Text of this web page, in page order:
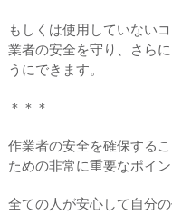
もしくは使用していない
業者の安全を守り、さら
うにできます。
＊＊＊
作業者の安全を確保する
ための非常に重要なポイン
全ての人が安心して自分